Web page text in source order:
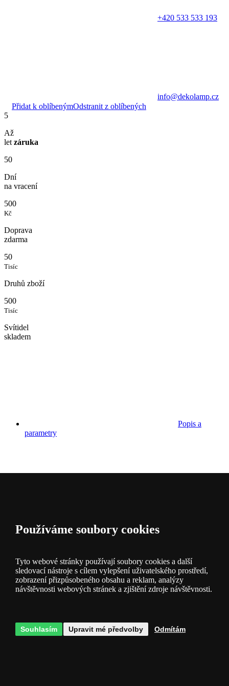
+420 533 533 193
info@dekolamp.cz
Přidat k oblíbenýmOdstranit z oblíbených
5
Až
let záruka
50
Dní
na vracení
500
Kč
Doprava
zdarma
50
Tisíc
Druhů zboží
500
Tisíc
Svítidel
skladem
Popis a
parametry
Hodnocení
Používáme soubory cookies
Tyto webové stránky používají soubory cookies a další
sledovací nástroje s cílem vylepšení uživatelského prostředí,
zobrazení přizpůsobeného obsahu a reklam, analýzy
návštěvnosti webových stránek a zjištění zdroje návštěvnosti.
Souhlasím Upravit mé předvolby Odmítám